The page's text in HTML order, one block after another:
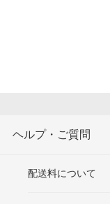
ヘルプ・ご質問
配送料について